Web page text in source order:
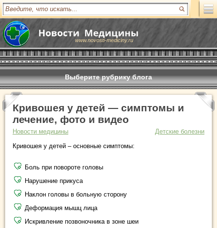
www.novosti-mediciny.ru
Выберите рубрику блога
Кривошея у детей — симптомы и
лечение, фото и видео
Новости медицины
Детские болезни
Кривошея у детей – основные симптомы:
Боль при повороте головы
Нарушение прикуса
Наклон головы в больную сторону
Деформация мышц лица
Искривление позвоночника в зоне шеи